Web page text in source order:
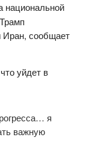
национальной
Иран, сообщает
уйдет в
я
важную